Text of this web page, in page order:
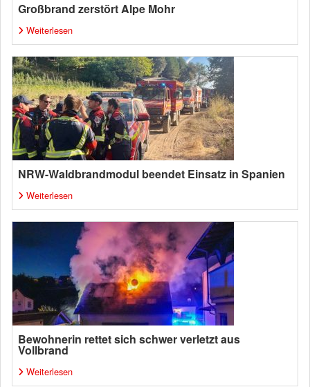
Großbrand zerstört Alpe Mohr
Weiterlesen
NRW-Waldbrandmodul beendet Einsatz in Spanien
Weiterlesen
Bewohnerin rettet sich schwer verletzt aus
Vollbrand
Weiterlesen